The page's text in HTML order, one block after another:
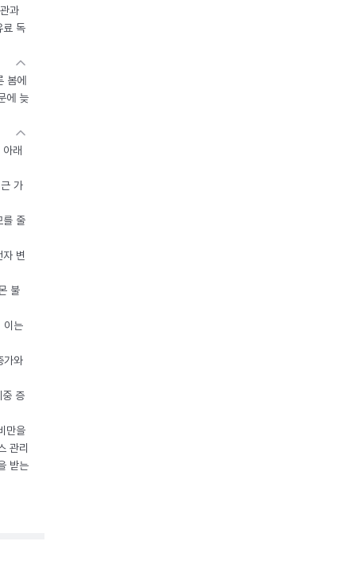
과
료 독
봄에
에 늦
래
가
를 줄
변
불
이는
가와
중 증
만을
관리
받는